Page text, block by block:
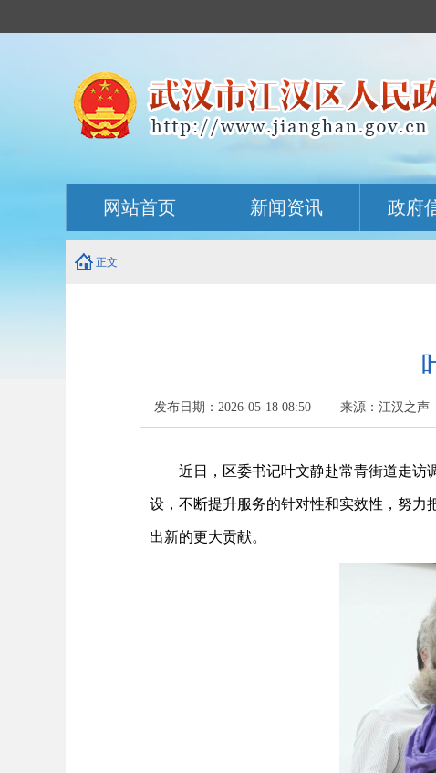
导
航
定
网站首页 新闻资讯 政府
正文
发布日期：2026-05-18 08:50 来源：江汉之声
近日，区委书记叶文静赴常青街道走访
设，不断提升服务的针对性和实效性，努力
出新的更大贡献。